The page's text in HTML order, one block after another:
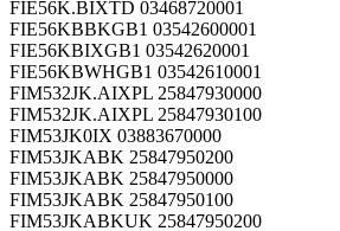
FIE56K.BIXTD 03468720001
FIE56KBBKGB1 03542600001
FIE56KBIXGB1 03542620001
FIE56KBWHGB1 03542610001
FIM532JK.AIXPL 25847930000
FIM532JK.AIXPL 25847930100
FIM53JK0IX 03883670000
FIM53JKABK 25847950200
FIM53JKABK 25847950000
FIM53JKABK 25847950100
FIM53JKABKUK 25847950200